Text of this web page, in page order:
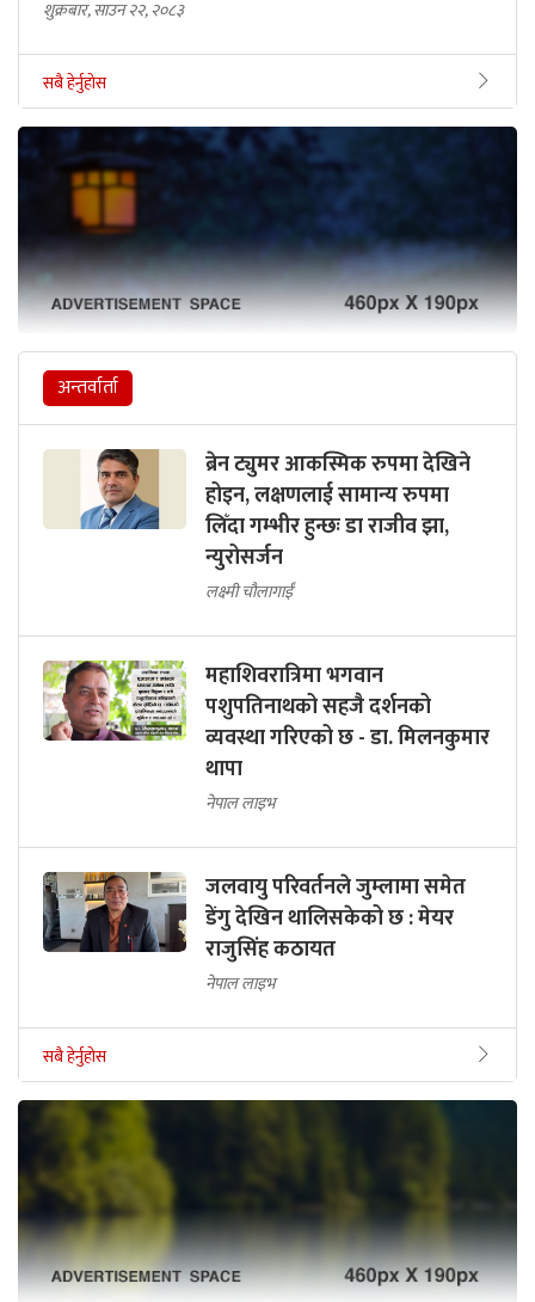
शुक्रबार, साउन २२, २०८३
सबै हेर्नुहोस
अन्तर्वार्ता
ब्रेन ट्युमर आकस्मिक रुपमा देखिने
होइन, लक्षणलाई सामान्य रुपमा
लिँदा गम्भीर हुन्छः डा राजीव झा,
न्युरोसर्जन
लक्ष्मी चौलागाईं
महाशिवरात्रिमा भगवान
पशुपतिनाथको सहजै दर्शनको
व्यवस्था गरिएको छ - डा. मिलनकुमार
थापा
नेपाल लाइभ
जलवायु परिवर्तनले जुम्लामा समेत
डेंगु देखिन थालिसकेको छ : मेयर
राजुसिंह कठायत
नेपाल लाइभ
सबै हेर्नुहोस